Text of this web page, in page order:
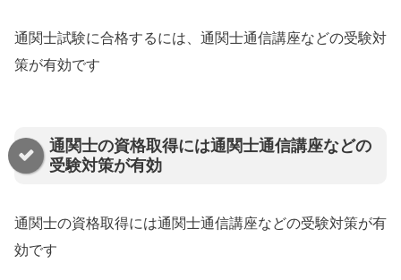
通関士試験に合格するには、通関士通信講座などの受験対
策が有効です
通関士の資格取得には通関士通信講座などの
受験対策が有効
通関士の資格取得には通関士通信講座などの受験対策が有
効です